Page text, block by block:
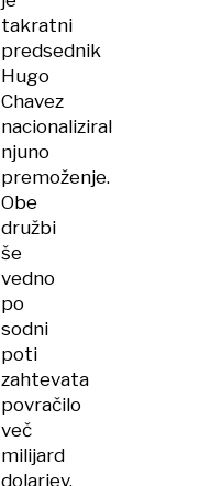
takratni
predsednik
Hugo
Chavez
nacionaliziral
njuno
premoženje.
Obe
družbi
še
vedno
po
sodni
poti
zahtevata
povračilo
več
milijard
dolarjev,